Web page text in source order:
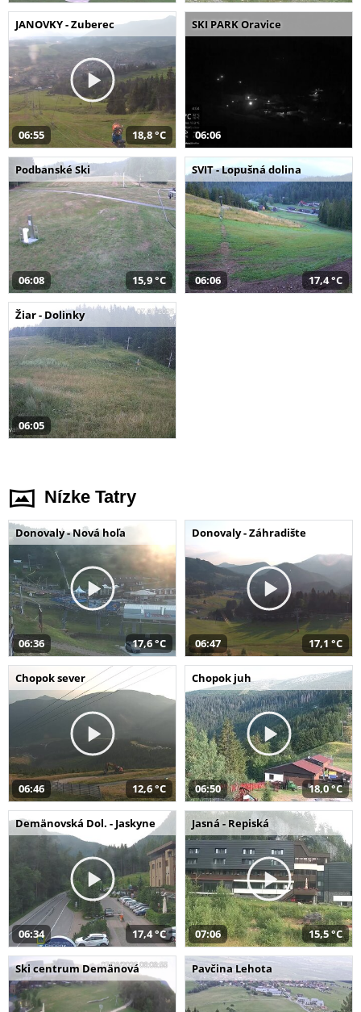
JANOVKY - Zuberec
06:55 18,8 °C
SKI PARK Oravice
06:06
Podbanské Ski
06:08 15,9 °C
SVIT - Lopušná dolina
06:06 17,4 °C
Žiar - Dolinky
06:05
Nízke Tatry
Donovaly - Nová hoľa
06:36 17,6 °C
Donovaly - Záhradište
06:47 17,1 °C
Chopok sever
06:46 12,6 °C
Chopok juh
06:50 18,0 °C
Demänovská Dol. - Jaskyne
06:34 17,4 °C
Jasná - Repiská
07:06 15,5 °C
Ski centrum Demänová Pavčina Lehota